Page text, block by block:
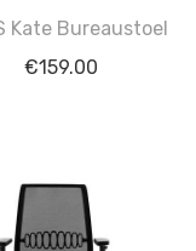
Kate Bureaustoel
€159.00